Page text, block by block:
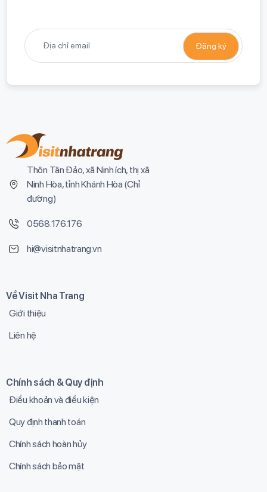
Thôn Tân Đảo, xã Ninh ích, thị xã
Ninh Hòa, tỉnh Khánh Hòa (Chỉ
đường)
0568.176.176
hi@visitnhatrang.vn
Về Visit Nha Trang
Giới thiệu
Liên hệ
Chính sách & Quy định
Điều khoản và điều kiện
Quy định thanh toán
Chính sách hoàn hủy
Chính sách bảo mật